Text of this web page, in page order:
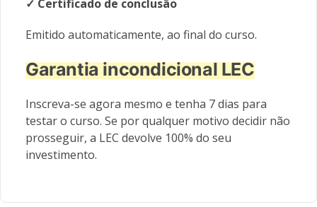
✓ Certificado de conclusão
Emitido automaticamente, ao final do curso.
Garantia incondicional LEC
Inscreva-se agora mesmo e tenha 7 dias para
testar o curso. Se por qualquer motivo decidir não
prosseguir, a LEC devolve 100% do seu
investimento.